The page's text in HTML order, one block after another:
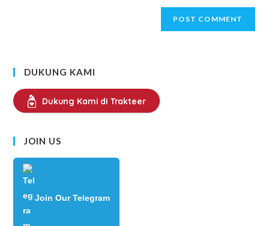
DUKUNG KAMI
Dukung Kami di Trakteer
JOIN US
Join Our Telegram